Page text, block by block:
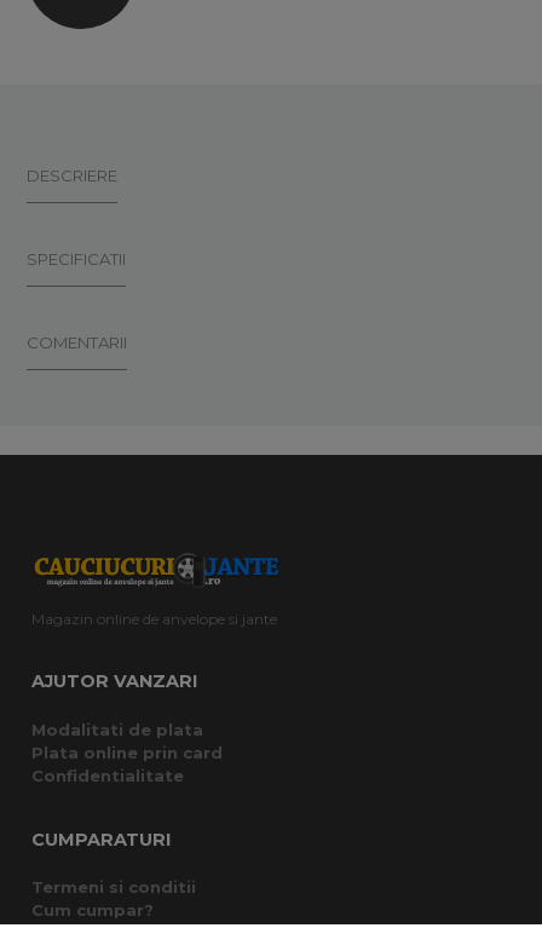
DESCRIERE
SPECIFICATII
COMENTARII
Magazin online de anvelope si jante
AJUTOR VANZARI
Modalitati de plata
Plata online prin card
Confidentialitate
CUMPARATURI
Termeni si conditii
Cum cumpar?